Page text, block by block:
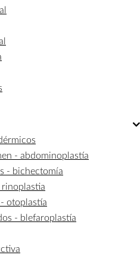
- abdominoplastía
- bichectomía
otoplastía
- blefaroplastía